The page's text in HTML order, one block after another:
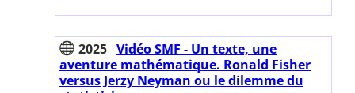
2025 Vidéo SMF - Un texte, une
aventure mathématique. Ronald Fisher
versus Jerzy Neyman ou le dilemme du